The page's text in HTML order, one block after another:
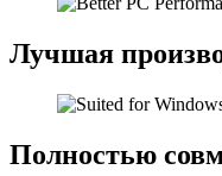
Лучшая
Полностью